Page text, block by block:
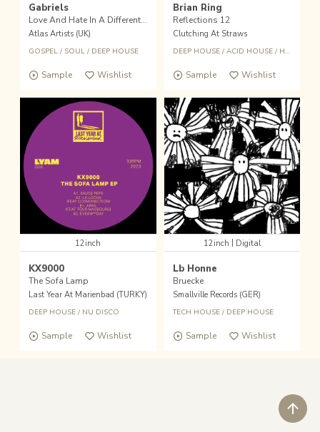
Gabriels
Love And Hate In A Different Time Remixes
Atlas Artists (UK)
GOSPEL/ SOUL/ DEEP HOUSE
Sample Wishlist
Brian Ring
Reflections 12
Clutching At Straws
DEEP HOUSE/ ACID HOUSE/ HOUSE
Sample Wishlist
12inch
KX9000
The Sofa Lamp
Last Year At Marienbad (TURKY)
DEEP HOUSE/ NU DISCO
Sample Wishlist
12inch | Digital
Lb Honne
Bruecke
Smallville Records (GER)
TECH HOUSE/ DEEP HOUSE
Sample Wishlist